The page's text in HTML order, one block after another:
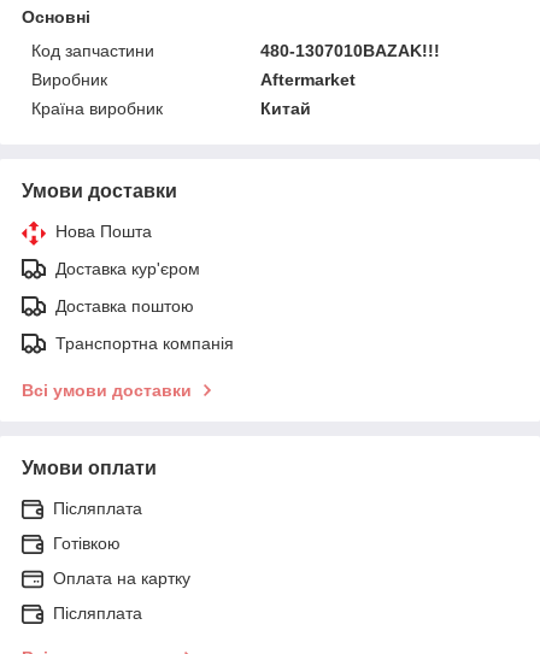
Основні
Код запчастини
480-1307010BAZAK!!!
Виробник
Aftermarket
Країна виробник
Китай
Умови доставки
Нова Пошта
Доставка кур'єром
Доставка поштою
Транспортна компанія
Всі умови доставки
Умови оплати
Післяплата
Готівкою
Оплата на картку
Післяплата